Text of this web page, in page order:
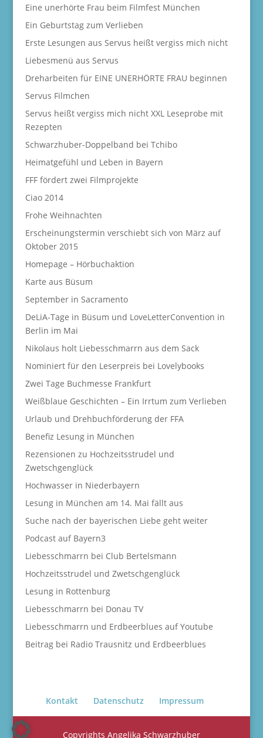
Eine unerhörte Frau beim Filmfest München
Ein Geburtstag zum Verlieben
Erste Lesungen aus Servus heißt vergiss mich nicht
Liebesmenü aus Servus
Dreharbeiten für EINE UNERHÖRTE FRAU beginnen
Servus Filmchen
Servus heißt vergiss mich nicht XXL Leseprobe mit
Rezepten
Schwarzhuber-Doppelband bei Tchibo
Heimatgefühl und Leben in Bayern
FFF fördert zwei Filmprojekte
Ciao 2014
Frohe Weihnachten
Erscheinungstermin verschiebt sich von März auf
Oktober 2015
Homepage – Hörbuchaktion
Karte aus Büsum
September in Sacramento
DeLiA-Tage in Büsum und LoveLetterConvention in
Berlin im Mai
Nikolaus holt Liebesschmarrn aus dem Sack
Nominiert für den Leserpreis bei Lovelybooks
Zwei Tage Buchmesse Frankfurt
Weißblaue Geschichten – Ein Irrtum zum Verlieben
Urlaub und Drehbuchförderung der FFA
Benefiz Lesung in München
Rezensionen zu Hochzeitsstrudel und
Zwetschgenglück
Hochwasser in Niederbayern
Lesung in München am 14. Mai fällt aus
Suche nach der bayerischen Liebe geht weiter
Podcast auf Bayern3
Liebesschmarrn bei Club Bertelsmann
Hochzeitsstrudel und Zwetschgenglück
Lesung in Rottenburg
Liebesschmarrn bei Donau TV
Liebesschmarrn und Erdbeerblues auf Youtube
Beitrag bei Radio Trausnitz und Erdbeerblues
Kontakt Datenschutz Impressum
Copyrights Angelika Schwarzhuber